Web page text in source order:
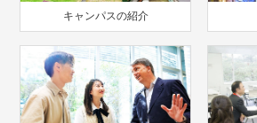
キャンパスの紹介